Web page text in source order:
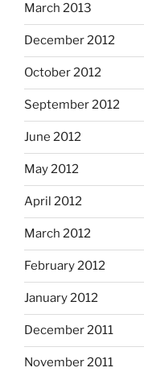
March 2013
December 2012
October 2012
September 2012
June 2012
May 2012
April 2012
March 2012
February 2012
January 2012
December 2011
November 2011